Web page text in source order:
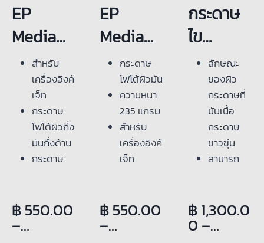
EP
Media
LUSTER
3.5″ 5″ 6″
8″ 8.26″
(A4) 12″
20″ 24″
00m
กระดาษ
สำหรับ
เครื่องอิงค์
เจ็ท
กระดาษ
โฟโต้ผิวกึ่ง
มันกึ่งด้าน
กระดาษ
ญี่ปุ่น
฿550.00
–
EP
Media
Glossy
3.5″ 5″ 6″
8″
x65,100
โฟโต้ผิว
มัน 235
กระดาษ
โฟโต้ผิวมัน
ความหนา
235 แกรม
สำหรับ
เครื่องอิงค์
เจ็ท
แห้งทันที
฿550.00
–
กระดาษ
ไข
TRACING
PAPER
24″36″ *
50 M 90
GSM
ลักษณะ
ของผิว
กระดาษที่
มันเนื้อ
กระดาษ
ขาวขุ่น
สามารถ
ทั้งด้านหน้า
และด้าน
฿1,300.0
0 –